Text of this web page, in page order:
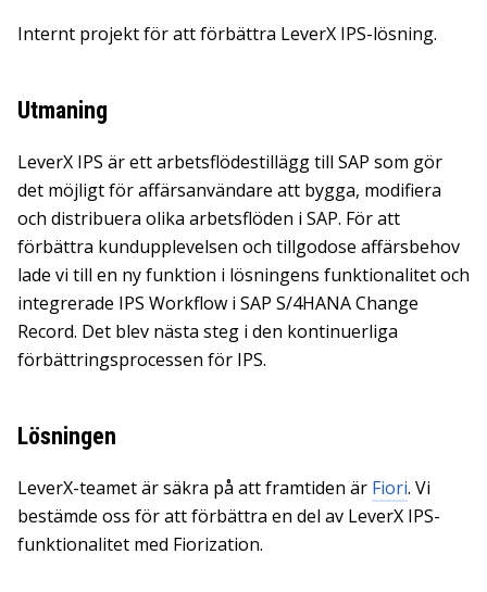
Internt projekt för att förbättra LeverX IPS-lösning.
Utmaning
LeverX IPS är ett arbetsflödestillägg till SAP som gör
det möjligt för affärsanvändare att bygga, modifiera
och distribuera olika arbetsflöden i SAP. För att
förbättra kundupplevelsen och tillgodose affärsbehov
lade vi till en ny funktion i lösningens funktionalitet och
integrerade IPS Workflow i SAP S/4HANA Change
Record. Det blev nästa steg i den kontinuerliga
förbättringsprocessen för IPS.
Lösningen
LeverX-teamet är säkra på att framtiden är Fiori. Vi
bestämde oss för att förbättra en del av LeverX IPS-
funktionalitet med Fiorization.